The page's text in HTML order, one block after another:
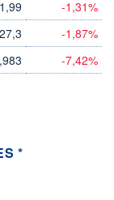
-1,31%
27,3 -1,87%
-7,42%
*